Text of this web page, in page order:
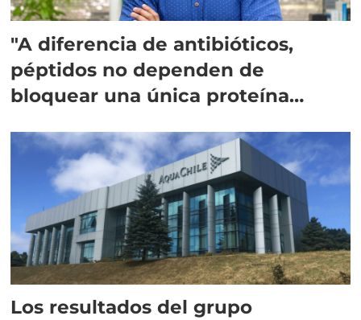
"A diferencia de antibióticos,
péptidos no dependen de
bloquear una única proteína
Los resultados del grupo